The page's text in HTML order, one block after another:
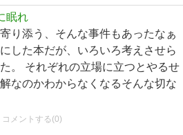
眠れ
り添う、そんな事件もあったなぁ
した本だが、いろいろ考えさせら
。 それぞれの立場に立つとやるせ
なのかわからなくなるそんな切な
コメントする(0)